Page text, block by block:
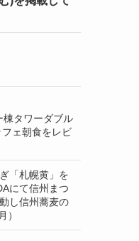
棟タワーダブル
ェ朝食をレビ
「札幌黄」を
にて信州まつ
し信州蕎麦の
）